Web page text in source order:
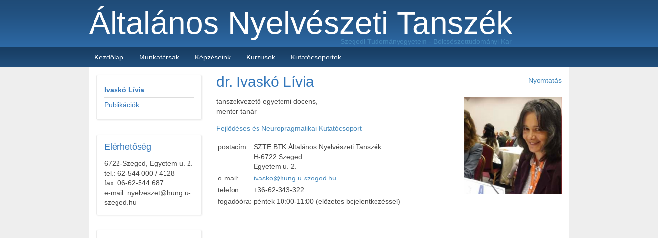
Általános Nyelvészeti Tanszék
Szegedi Tudományegyetem - Bölcsészettudományi Kar
Kezdőlap
Munkatársak Képzéseink Kurzusok Kutatócsoportok
Nyomtatás
dr. Ivaskó Lívia
tanszékvezető egyetemi docens,
mentor tanár
Fejlődéses és Neuropragmatikai Kutatócsoport
postacím:
SZTE BTK Általános Nyelvészeti Tanszék
H-6722 Szeged
Egyetem u. 2.
e-mail:
ivasko@hung.u-szeged.hu
telefon:
+36-62-343-322
fogadóóra: péntek 10:00-11:00 (előzetes bejelentkezéssel)
Ivaskó Lívia
Publikációk
Elérhetőség
6722-Szeged, Egyetem u. 2.
tel.: 62-544 000 / 4128
fax: 06-62-544 687
e-mail: nyelveszet@hung.u-
szeged.hu